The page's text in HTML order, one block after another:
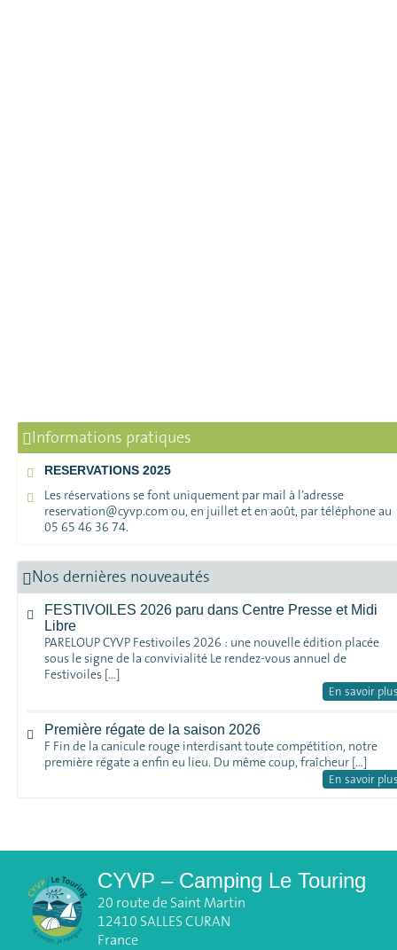
Informations pratiques
RESERVATIONS 2025
Les réservations se font uniquement par mail à l’adresse
reservation@cyvp.com ou, en juillet et en août, par téléphone au
05 65 46 36 74.
Nos dernières nouveautés
FESTIVOILES 2026 paru dans Centre Presse et Midi
Libre
PARELOUP CYVP Festivoiles 2026 : une nouvelle édition placée
sous le signe de la convivialité Le rendez-vous annuel de
Festivoiles […]
En savoir
Première régate de la saison 2026
F Fin de la canicule rouge interdisant toute compétition, notre
première régate a enfin eu lieu. Du même coup, fraîcheur […]
En savoir
CYVP – Camping Le Touring
20 route de Saint Martin
12410 SALLES CURAN
France